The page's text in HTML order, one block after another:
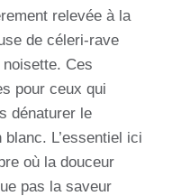
relevée à la
de céleri-rave
noisette. Ces
pour ceux qui
dénaturer le
L’essentiel ici
où la douceur
pas la saveur